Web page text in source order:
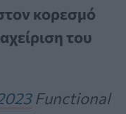
κορεσμό
του
Functional